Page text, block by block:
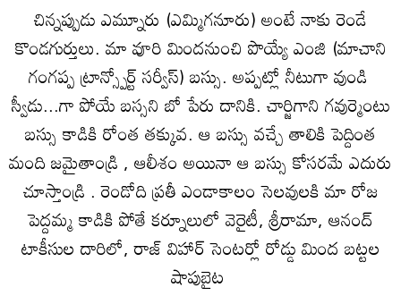
చిన్నప్పుడు ఎమ్నూరు (ఎమ్మిగనూరు) అంటే నాకు రెండే
కొండగుర్తులు. మా వూరి మిందనుంచి పొయ్యే ఎంజి (మాచాని
గంగప్ప ట్రాన్స్పోర్ట్ సర్వీస్) బస్సు. అప్పట్లో నీటుగా వుండి
స్వీడు...గా పోయే బస్సని బో పేరు దానికి. చార్జిగాని గవుర్మెంటు
బస్సు కాడికి రోంత తక్కువ. ఆ బస్సు వచ్చే తాలికి పెద్దింత
మంది జమైతాండ్రి , ఆలీశం అయినా ఆ బస్సు కోసరమే ఎదురు
చూస్తాండ్రి . రెండోది ప్రతీ ఎండాకాలం సెలవులకి మా రోజ
పెద్దమ్మ కాడికి పోతే కర్నూలులో వెరైటీ, శ్రీరామా, ఆనంద్
టాకీసుల దారిలో, రాజ్ విహార్ సెంటర్లో రోడ్డు మింద బట్టల
షాపుబైట